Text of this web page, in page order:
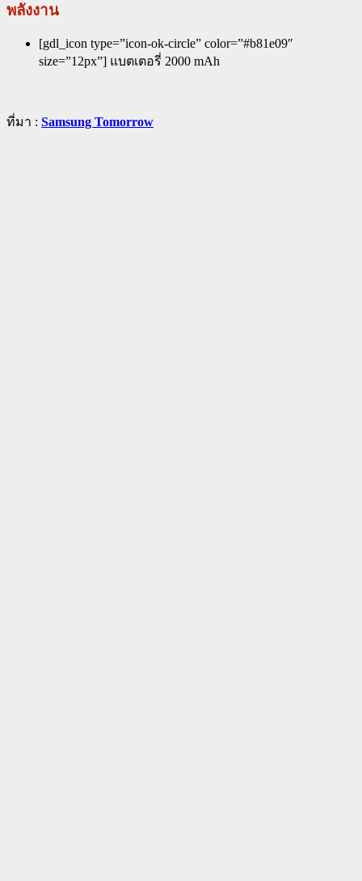
พลังงาน
[gdl_icon type=”icon-ok-circle” color=”#b81e09″
size=”12px”] แบตเตอรี่ 2000 mAh
ที่มา : Samsung Tomorrow